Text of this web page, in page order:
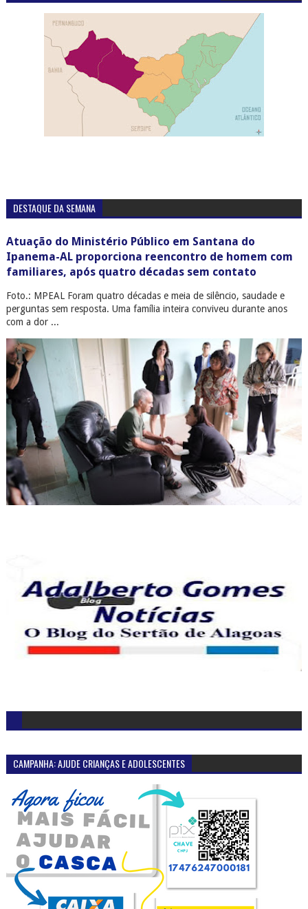
DESTAQUE DA SEMANA
Atuação do Ministério Público em Santana do
Ipanema-AL proporciona reencontro de homem com
familiares, após quatro décadas sem contato
Foto.: MPEAL Foram quatro décadas e meia de silêncio, saudade e
perguntas sem resposta. Uma família inteira conviveu durante anos
com a dor ...
CAMPANHA: AJUDE CRIANÇAS E ADOLESCENTES